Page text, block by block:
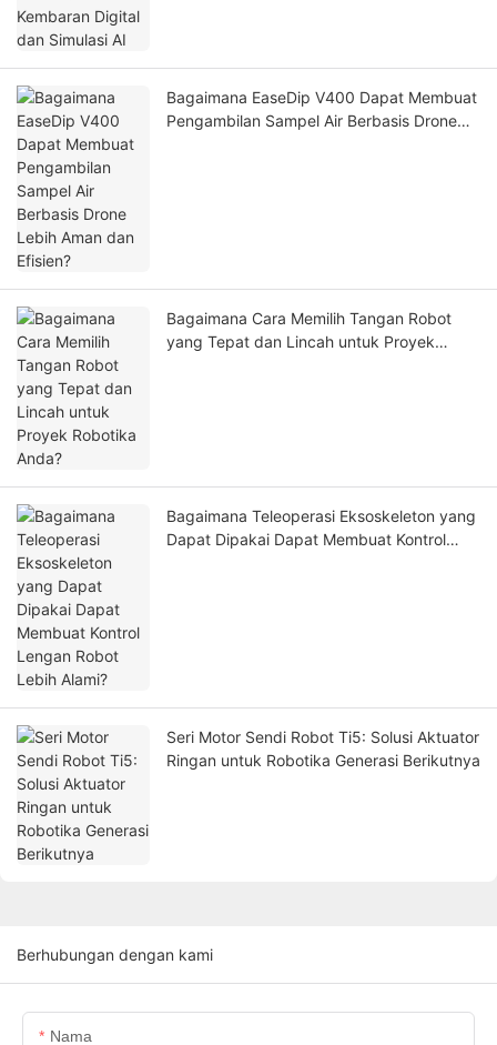
Bagaimana EaseDip V400 Dapat Membuat
Pengambilan Sampel Air Berbasis Drone
Bagaimana Cara Memilih Tangan Robot
yang Tepat dan Lincah untuk Proyek
Bagaimana Teleoperasi Eksoskeleton yang
Dapat Dipakai Dapat Membuat Kontrol
Seri Motor Sendi Robot Ti5: Solusi Aktuator
Ringan untuk Robotika Generasi Berikutnya
Berhubungan dengan kami
Nama